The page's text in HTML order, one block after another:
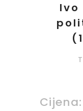
Cijena: